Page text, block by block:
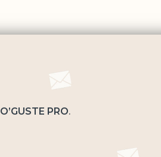
O’GUSTE PRO.